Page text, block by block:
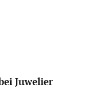
Juwelier